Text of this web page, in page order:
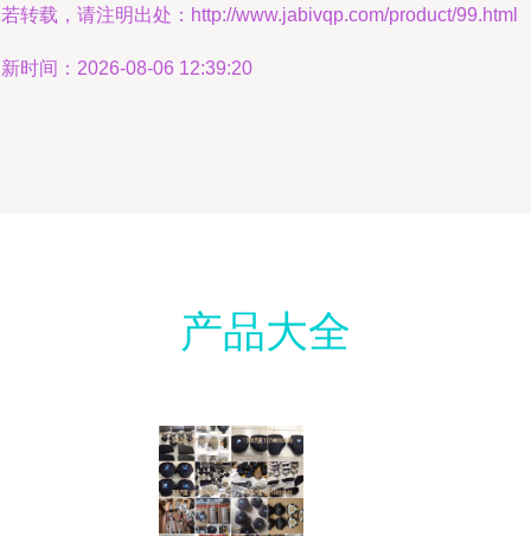
转载，请注明出处：http://www.jabivqp.com/product/99.html
时间：2026-08-06 12:39:20
产品大全